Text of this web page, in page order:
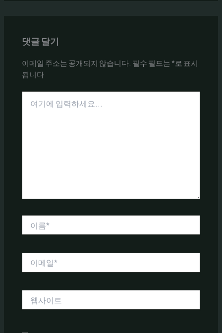
댓글 달기
이메일 주소는 공개되지 않습니다. 필수 필드는 *로 표시
됩니다